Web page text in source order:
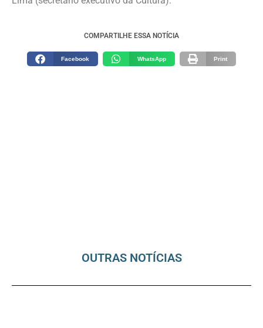
COMPARTILHE ESSA NOTÍCIA
Facebook WhatsApp Print
OUTRAS NOTÍCIAS